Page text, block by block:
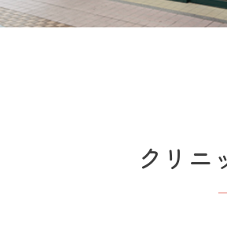
クリニ